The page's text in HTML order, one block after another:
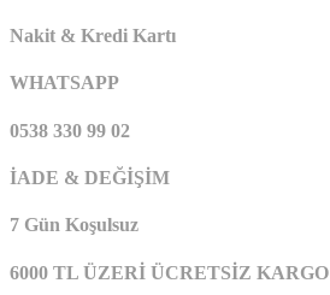
Nakit & Kredi Kartı
WHATSAPP
0538 330 99 02
İADE & DEĞİŞİM
7 Gün Koşulsuz
6000 TL ÜZERİ ÜCRETSİZ KARGO